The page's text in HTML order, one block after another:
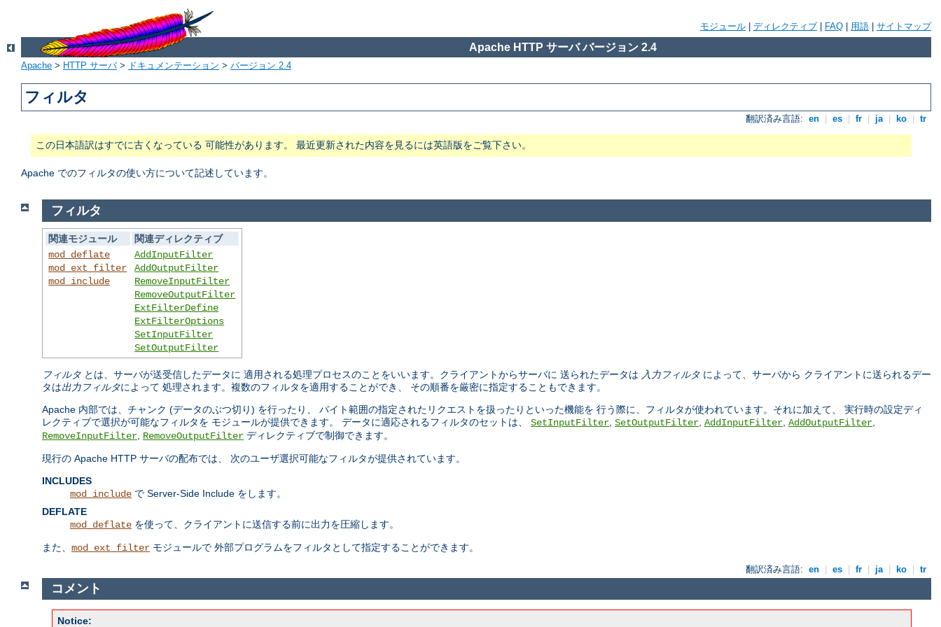
モジュール ディレクティブ FAQ 用語 サイトマップ
Apache HTTP サーバ バージョン 2.4
Apache > HTTP サーバ> ドキュメンテーション > バージョン 2.4
フィルタ
翻訳済み言語: en es fr ja ko tr
この日本語訳はすでに古くなっている 可能性があります。 最近更新された内容を見るには英語版をご覧下さい。
Apache でのフィルタの使い方について記述しています。
フィルタ
関連モジュール
関連ディレクティブ
mod_deflate
mod_ext_filter
mod_include
AddInputFilter
AddOutputFilter
RemoveInputFilter
RemoveOutputFilter
ExtFilterDefine
ExtFilterOptions
SetInputFilter
SetOutputFilter
フィルタ とは、サーバが送受信したデータに 適用される処理プロセスのことをいいます。クライアントからサーバに 送られたデータは 入力フィルタ によって、サーバから クライアントに送られるデー
タは出力フィルタによって 処理されます。複数のフィルタを適用することができ、 その順番を厳密に指定することもできます。
Apache 内部では、チャンク (データのぶつ切り) を行ったり、 バイト範囲の指定されたリクエストを扱ったりといった機能を 行う際に、フィルタが使われています。それに加えて、 実行時の設定ディ
レクティブで選択が可能なフィルタを モジュールが提供できます。 データに適応されるフィルタのセットは、 SetInputFilter SetOutputFilter AddInputFilter AddOutputFilter
RemoveInputFilter RemoveOutputFilter ディレクティブで制御できます。
現行の Apache HTTP サーバの配布では、 次のユーザ選択可能なフィルタが提供されています。
INCLUDES
mod_include で Server-Side Include をします。
DEFLATE
mod_deflate を使って、クライアントに送信する前に出力を圧縮します。
また、 mod_ext_filter モジュールで 外部プログラムをフィルタとして指定することができます。
翻訳済み言語: en | es | fr | ja | ko | tr
コメント
Notice: